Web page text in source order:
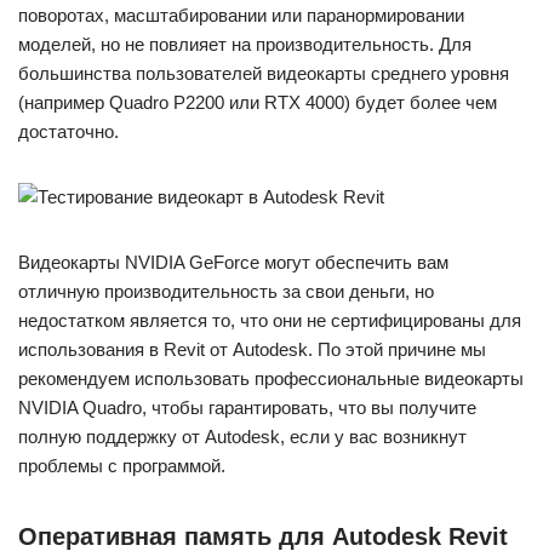
поворотах, масштабировании или паранормировании
моделей, но не повлияет на производительность. Для
большинства пользователей видеокарты среднего уровня
(например Quadro P2200 или RTX 4000) будет более чем
достаточно.
Видеокарты NVIDIA GeForce могут обеспечить вам
отличную производительность за свои деньги, но
недостатком является то, что они не сертифицированы для
использования в Revit от Autodesk. По этой причине мы
рекомендуем использовать профессиональные видеокарты
NVIDIA Quadro, чтобы гарантировать, что вы получите
полную поддержку от Autodesk, если у вас возникнут
проблемы с программой.
Оперативная память для Autodesk Revit